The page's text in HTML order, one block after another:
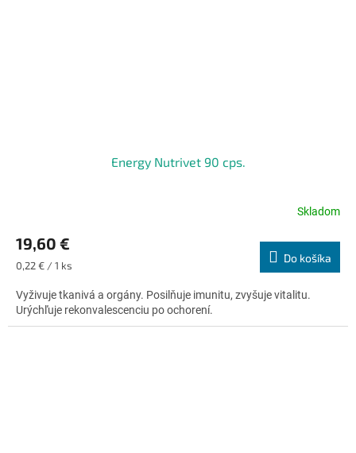
Energy Nutrivet 90 cps.
produktu
5,0
z
5
hviezdičiek.
Skladom
19,60 €
Jednotková
0,22 € / 1 ks
Do košíka
Vyživuje tkanivá a orgány. Posilňuje imunitu, zvyšuje vitalitu.
Urýchľuje rekonvalescenciu po ochorení.